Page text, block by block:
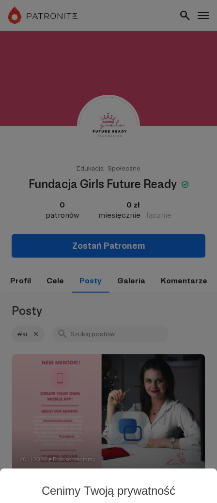
Cenimy Twoją prywatność
Edukacja Społeczne
Fundacja Girls Future Ready
0
patronów
0 zł
miesięcznie
łącznie
Zostań Patronem
Profil Cele Posty Galeria Komentarze
Posty
#ai
20.11.2022 ● Brak komentarzy
✨ NEW #HERSTORY MENTOR ✨ Have you ever dreamed